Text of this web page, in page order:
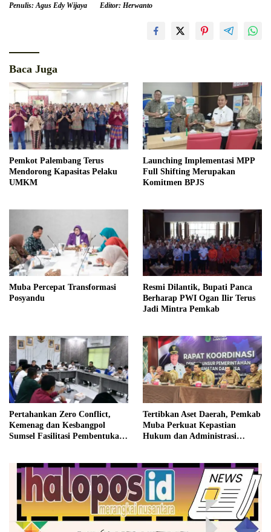
Penulis: Agus Edy Wijaya Editor: Herwanto
Baca Juga
Pemkot Palembang Terus
Mendorong Kapasitas Pelaku
UMKM
Launching Implementasi MPP
Full Shifting Merupakan
Komitmen BPJS
Muba Percepat Transformasi
Posyandu
Resmi Dilantik, Bupati Panca
Berharap PWI Ogan Ilir Terus
Jadi Mintra Pemkab
Pertahankan Zero Conflict,
Kemenag dan Kesbangpol
Sumsel Fasilitasi Pembentukan
Tertibkan Aset Daerah, Pemkab
Muba Perkuat Kepastian
Hukum dan Administrasi